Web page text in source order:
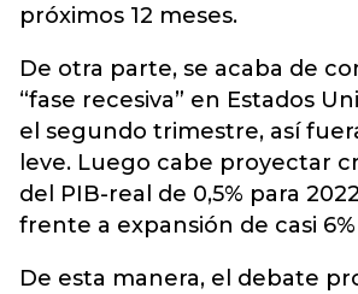
próximos 12 meses.
De otra parte, se acaba de
“fase recesiva” en Estados
el segundo trimestre, así
leve. Luego cabe proyectar
del PIB-real de 0,5% para
frente a expansión de casi 6%
De esta manera, el debate